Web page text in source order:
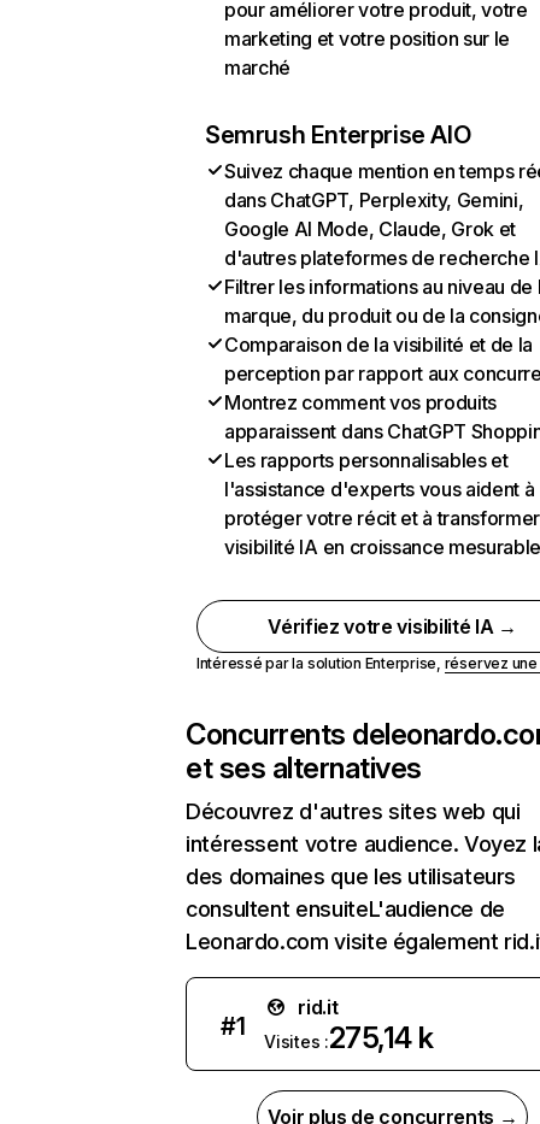
pour améliorer votre produit, votre
marketing et votre position sur le
marché
Semrush Enterprise AIO
Suivez chaque mention en temps
dans ChatGPT, Perplexity, Gemini,
Google AI Mode, Claude, Grok et
d'autres plateformes de recherche
Filtrer les informations au niveau de
marque, du produit ou de la
Comparaison de la visibilité et de la
perception par rapport aux
Montrez comment vos produits
apparaissent dans ChatGPT
Les rapports personnalisables et
l'assistance d'experts vous aident à
protéger votre récit et à
visibilité IA en croissance
Vérifiez votre visibilité IA →
Intéressé par la solution Enterprise, réservez
Concurrents de
et ses alternatives
Découvrez d'autres sites web qui
intéressent votre audience. Voyez
des domaines que les utilisateurs
consultent ensuiteL'audience de
Leonardo.com visite également
#1
rid.it
Visites :275,14 k
Voir plus de concurrents →